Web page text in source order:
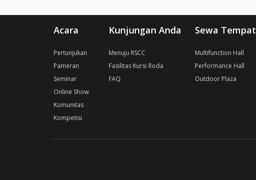
Acara
Pertunjukan
Pameran
Seminar
Online Show
Komunitas
Kompetisi
Kunjungan Anda
Menuju RSCC
Fasilitas Kursi Roda
FAQ
Sewa Tempat
Multifunction Hall
Performance Hall
Outdoor Plaza